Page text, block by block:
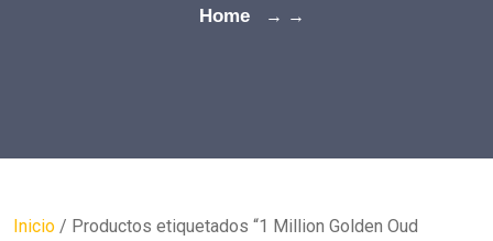
Home → →
Inicio / Productos etiquetados “1 Million Golden Oud